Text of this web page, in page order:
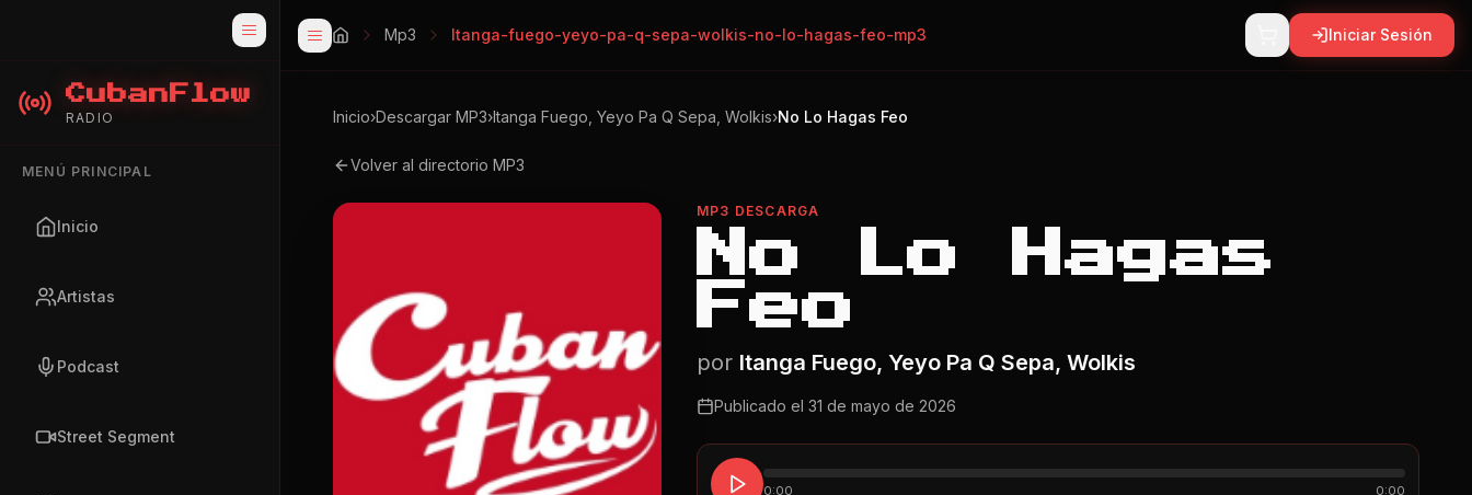
CubanFlow
RADIO
MENÚ PRINCIPAL
Inicio
Artistas
Podcast
Street Segment
Mp3 Itanga-fuego-yeyo-pa-q-sepa-wolkis-no-lo-hagas-feo-mp3 Iniciar Sesión
Inicio›Descargar MP3›Itanga Fuego, Yeyo Pa Q Sepa, Wolkis›No Lo Hagas Feo
Volver al directorio MP3
MP3 DESCARGA
No Lo Hagas
Feo
por Itanga Fuego, Yeyo Pa Q Sepa, Wolkis
Publicado el 31 de mayo de 2026
0:00 0:00